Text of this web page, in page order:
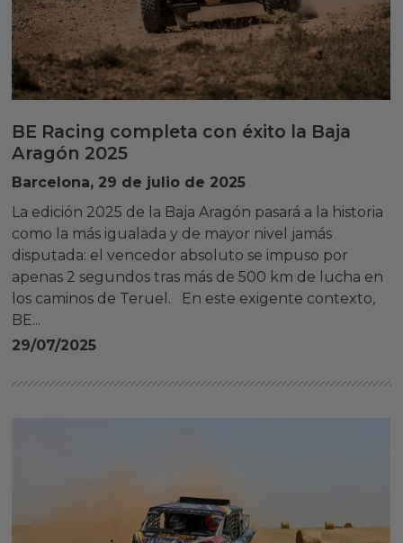
BE Racing completa con éxito la Baja
Aragón 2025
Barcelona, 29 de julio de 2025
La edición 2025 de la Baja Aragón pasará a la historia
como la más igualada y de mayor nivel jamás
disputada: el vencedor absoluto se impuso por
apenas 2 segundos tras más de 500 km de lucha en
los caminos de Teruel. En este exigente contexto,
BE...
29/07/2025